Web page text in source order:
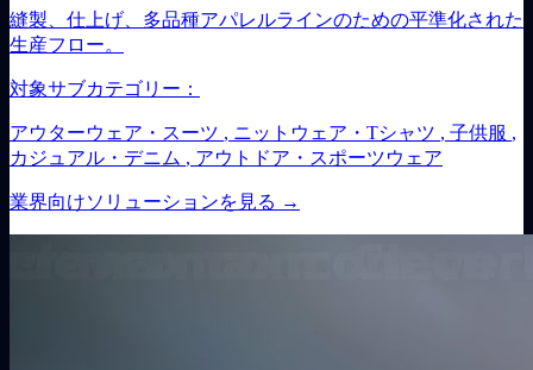
縫製、仕上げ、多品種アパレルラインのための平準化された
生産フロー。
対象サブカテゴリー：
アウターウェア・スーツ , ニットウェア・Tシャツ , 子供服 ,
カジュアル・デニム , アウトドア・スポーツウェア
業界向けソリューションを見る →